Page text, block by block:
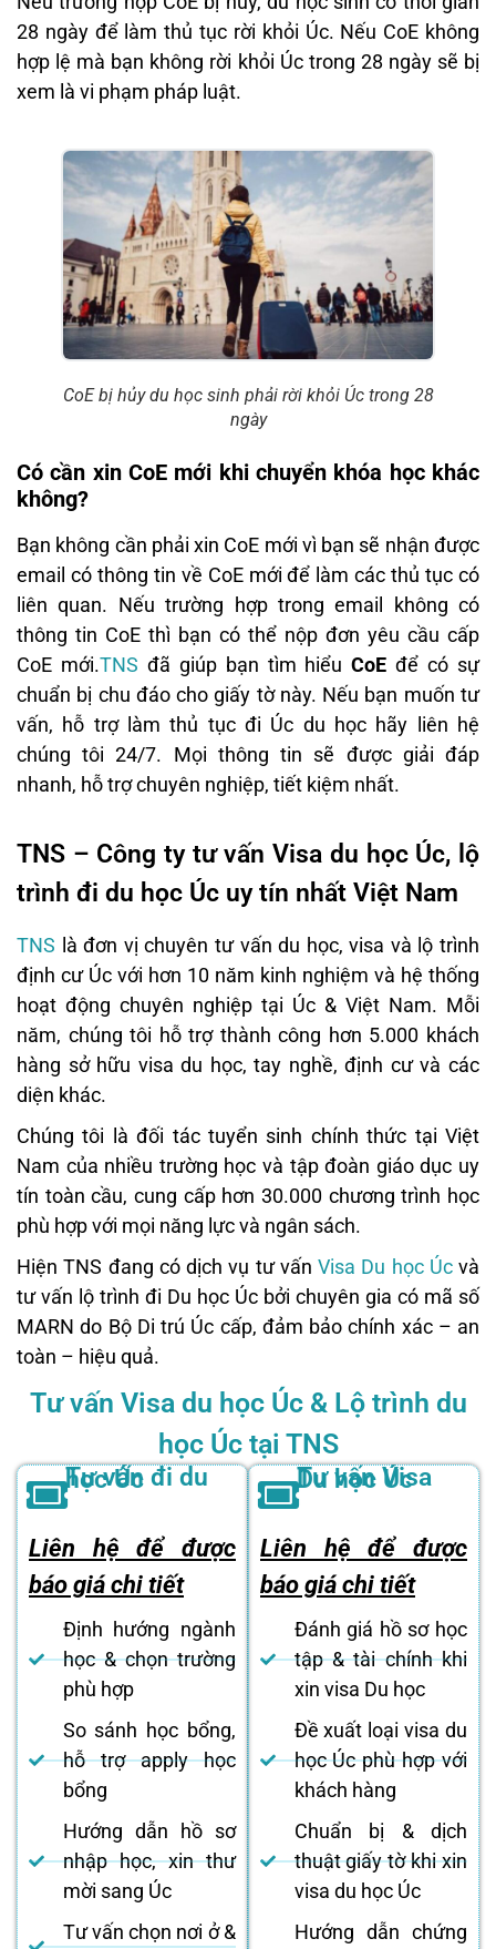
28 ngày để làm thủ tục rời khỏi Úc. Nếu CoE không
hợp lệ mà bạn không rời khỏi Úc trong 28 ngày sẽ bị
xem là vi phạm pháp luật.
CoE bị hủy du học sinh phải rời khỏi Úc trong 28
ngày
Có cần xin CoE mới khi chuyển khóa học khác
không?
Bạn không cần phải xin CoE mới vì bạn sẽ nhận được
email có thông tin về CoE mới để làm các thủ tục có
liên quan. Nếu trường hợp trong email không có
thông tin CoE thì bạn có thể nộp đơn yêu cầu cấp
CoE mới.TNS đã giúp bạn tìm hiểuCoEđể có sự
chuẩn bị chu đáo cho giấy tờ này. Nếu bạn muốn tư
vấn, hỗ trợ làm thủ tục đi Úc du học hãy liên hệ
chúng tôi 24/7. Mọi thông tin sẽ được giải đáp
nhanh, hỗ trợ chuyên nghiệp, tiết kiệm nhất.
TNS – Công ty tư vấn Visa du học Úc, lộ
trình đi du học Úc uy tín nhất Việt Nam
TNS là đơn vị chuyên tư vấn du học, visa và lộ trình
định cư Úc với hơn 10 năm kinh nghiệm và hệ thống
hoạt động chuyên nghiệp tại Úc & Việt Nam. Mỗi
năm, chúng tôi hỗ trợ thành công hơn 5.000 khách
hàng sở hữu visa du học, tay nghề, định cư và các
diện khác.
Chúng tôi là đối tác tuyển sinh chính thức tại Việt
Nam của nhiều trường học và tập đoàn giáo dục uy
tín toàn cầu, cung cấp hơn 30.000 chương trình học
phù hợp với mọi năng lực và ngân sách.
Hiện TNS đang có dịch vụ tư vấn Visa Du học Úcvà
tư vấn lộ trình đi Du học Úc bởi chuyên gia có mã số
MARN do Bộ Di trú Úc cấp, đảm bảo chính xác – an
toàn – hiệu quả.
Tư vấn Visa du học Úc & Lộ trình du
học Úc tại TNS
Tư vấn đi du học Úc
Liên hệ để được
báo giá chi tiết
Định hướng ngành
học & chọn trường
phù hợp
So sánh học bổng,
hỗ trợ apply học
bổng
Hướng dẫn hồ sơ
nhập học, xin thư
mời sang Úc
Tư vấn chọn nơi ở &
Tư vấn Visa Du học Úc
Liên hệ để được
báo giá chi tiết
Đánh giá hồ sơ học
tập & tài chính khi
xin visa Du học
Đề xuất loại visa du
học Úc phù hợp với
khách hàng
Chuẩn bị & dịch
thuật giấy tờ khi xin
visa du học Úc
Hướng dẫn chứng